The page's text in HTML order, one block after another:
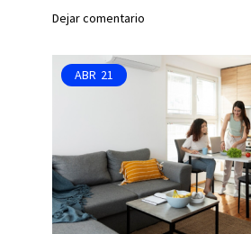
Dejar comentario
ABR 21